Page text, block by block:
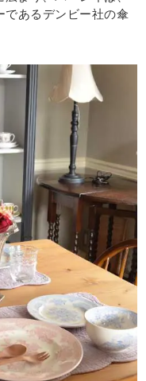
であるデンビー社の傘